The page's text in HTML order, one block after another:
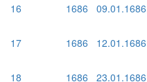
16 1686 09.01.1686
17 1686 12.01.1686
18 1686 23.01.1686